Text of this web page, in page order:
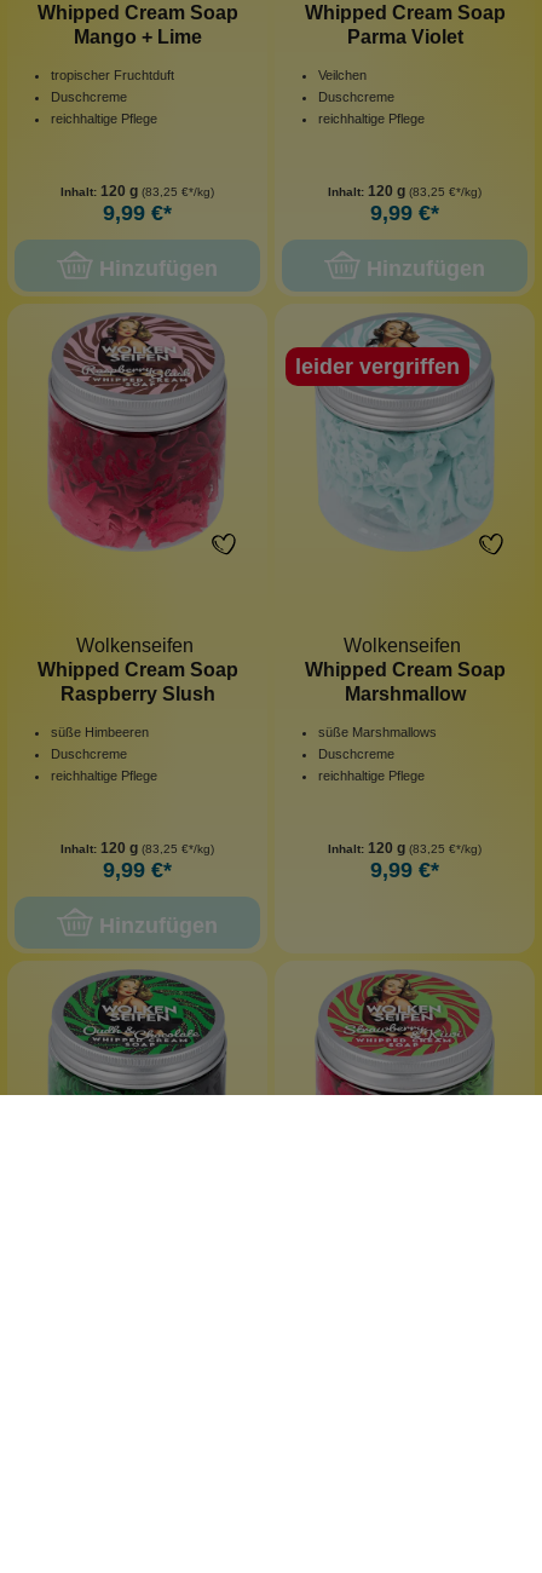
Whipped Cream Soap
Mango + Lime
tropischer Fruchtduft
Duschcreme
reichhaltige Pflege
Inhalt: 120 g (83,25 €*/kg)
9,99 €*
Hinzufügen
Whipped Cream Soap
Parma Violet
Veilchen
Duschcreme
reichhaltige Pflege
Inhalt: 120 g (83,25 €*/kg)
9,99 €*
Hinzufügen
Wolkenseifen
Whipped Cream Soap
Raspberry Slush
süße Himbeeren
Duschcreme
reichhaltige Pflege
Inhalt: 120 g (83,25 €*/kg)
9,99 €*
Hinzufügen
leider vergriffen
Wolkenseifen
Whipped Cream Soap
Marshmallow
süße Marshmallows
Duschcreme
reichhaltige Pflege
Inhalt: 120 g (83,25 €*/kg)
9,99 €*